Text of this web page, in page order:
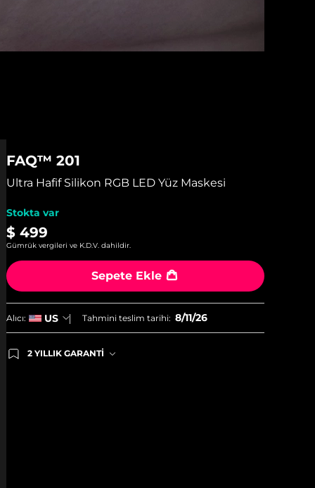
FAQ™ 201
Ultra Hafif Silikon RGB LED Yüz Maskesi
Stokta var
$ 499
Gümrük vergileri ve K.D.V. dahildir.
Sepete Ekle
Alıcı: US Tahmini teslim tarihi: 8/11/26
2 YILLIK GARANTİ